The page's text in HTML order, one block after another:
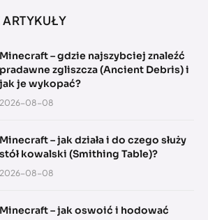
Minecraft – gdzie najszybciej znaleźć
pradawne zgliszcza (Ancient Debris) i
jak je wykopać?
2026-08-08
Minecraft – jak działa i do czego służy
stół kowalski (Smithing Table)?
2026-08-08
Minecraft – jak oswoić i hodować